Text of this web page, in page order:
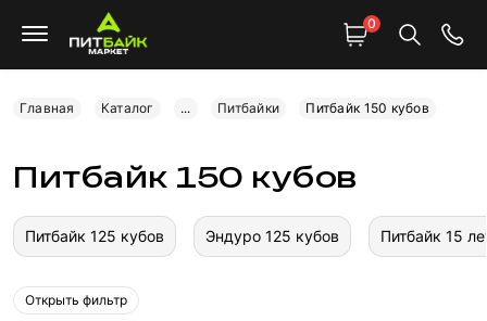
0
Главная Каталог ... Питбайки Питбайк 150 кубов
Питбайк 150 кубов
Питбайк 125 кубов Эндуро 125 кубов Питбайк 15
Открыть фильтр